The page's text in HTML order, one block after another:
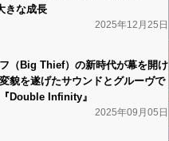
きな成長
2025年12月25日
（Big Thief）の新時代が幕を開け
貌を遂げたサウンドとグルーヴで
Double Infinity』
2025年09月05日